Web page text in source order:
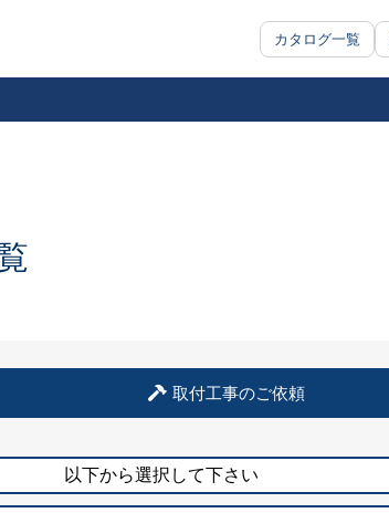
カタログ一覧
品
取付工事のご依頼
以下から選択して下さい